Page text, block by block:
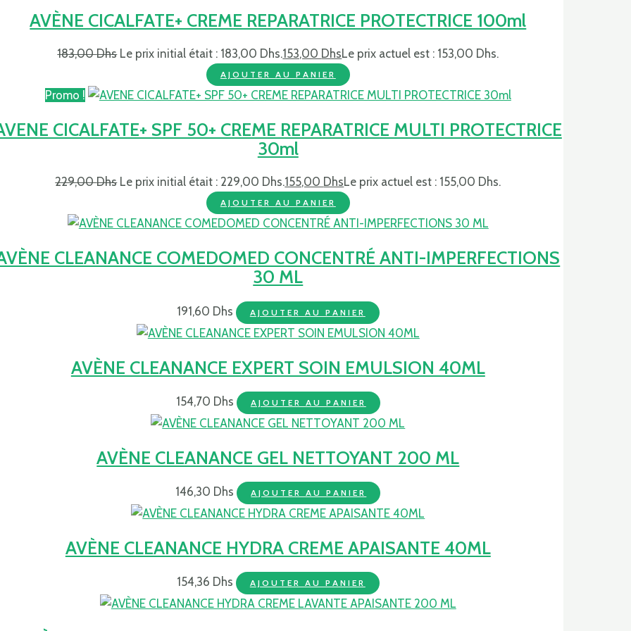
AVÈNE CICALFATE+ CREME REPARATRICE PROTECTRICE 100ml
183,00Dhs Le prix initial était : 183,00 Dhs.153,00 DhsLe prix actuel est : 153,00 Dhs.
AJOUTER AU PANIER
Promo !
CICALFATE+ SPF 50+ CREME REPARATRICE MULTI PROTECTRICE
30ml
229,00Dhs Le prix initial était : 229,00 Dhs.155,00 DhsLe prix actuel est : 155,00 Dhs.
AJOUTER AU PANIER
CLEANANCE COMEDOMED CONCENTRÉ ANTI-IMPERFECTIONS
30 ML
191,60 Dhs AJOUTER AU PANIER
AVÈNE CLEANANCE EXPERT SOIN EMULSION 40ML
154,70 Dhs AJOUTER AU PANIER
AVÈNE CLEANANCE GEL NETTOYANT 200 ML
146,30 Dhs AJOUTER AU PANIER
AVÈNE CLEANANCE HYDRA CREME APAISANTE 40ML
154,36 Dhs AJOUTER AU PANIER